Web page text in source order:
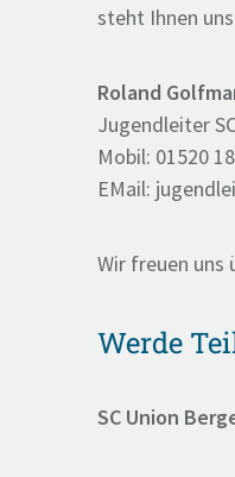
steht Ihnen
Roland
Jugendleiter
Mobil: 01520
EMail:
Wir freuen uns
Werde
SC Union